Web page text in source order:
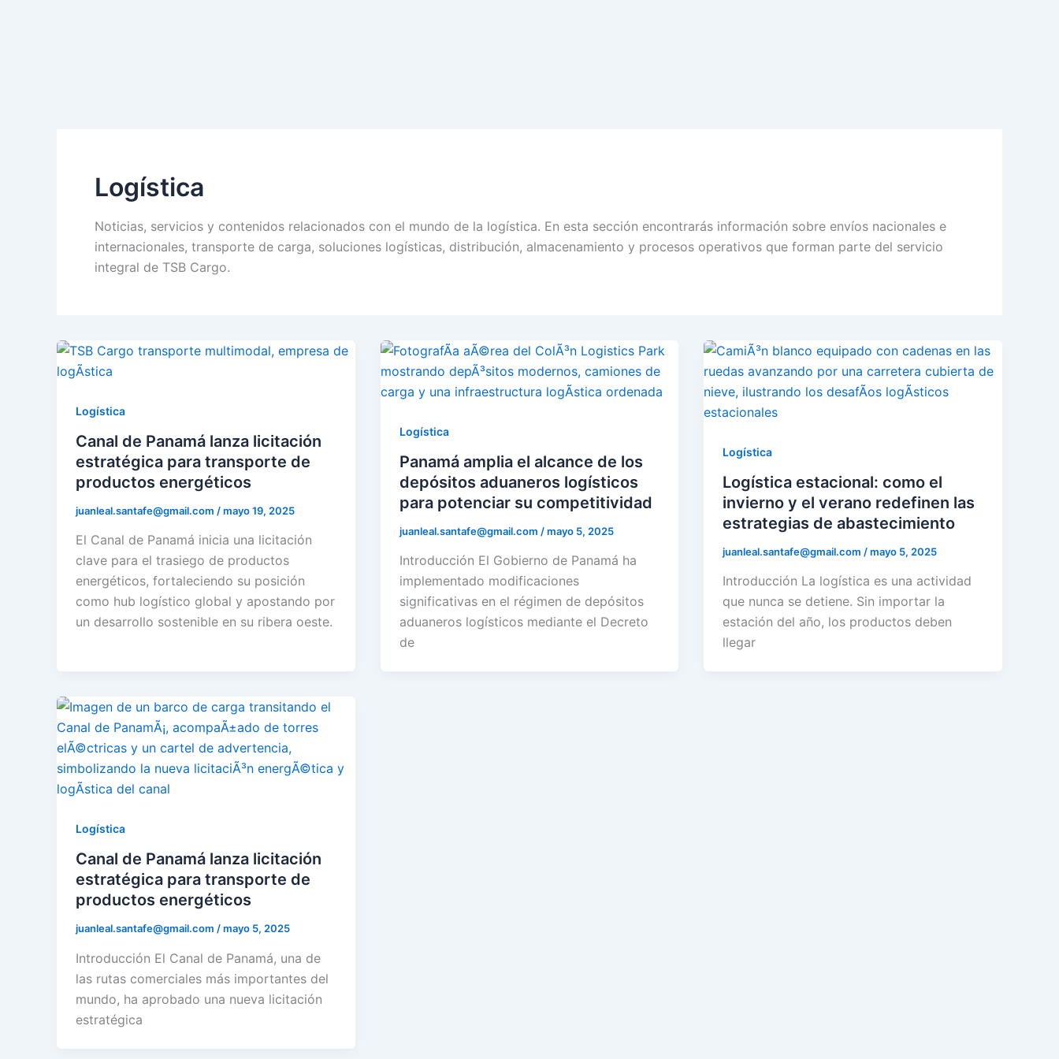
Logí­stica
Noticias, servicios y contenidos relacionados con el mundo de la logística. En esta sección encontrarás información sobre envíos nacionales e
internacionales, transporte de carga, soluciones logísticas, distribución, almacenamiento y procesos operativos que forman parte del servicio
integral de TSB Cargo.
Logí­stica
Canal de Panamá lanza licitación
estratégica para transporte de
productos energéticos
juanleal.santafe@gmail.com /mayo 19, 2025
El Canal de Panamá inicia una licitación
clave para el trasiego de productos
energéticos, fortaleciendo su posición
como hub logístico global y apostando por
un desarrollo sostenible en su ribera oeste.
Logí­stica
Panamá amplia el alcance de los
depósitos aduaneros logí­sticos
para potenciar su competitividad
juanleal.santafe@gmail.com /mayo 5, 2025
Introducción El Gobierno de Panamá ha
implementado modificaciones
significativas en el régimen de depósitos
aduaneros logísticos mediante el Decreto
de
Logí­stica
Logí­stica estacional: como el
invierno y el verano redefinen las
estrategias de abastecimiento
juanleal.santafe@gmail.com /mayo 5, 2025
Introducción La logística es una actividad
que nunca se detiene. Sin importar la
estación del año, los productos deben
llegar
Logí­stica
Canal de Panamá lanza licitación
estratégica para transporte de
productos energéticos
juanleal.santafe@gmail.com /mayo 5, 2025
Introducción El Canal de Panamá, una de
las rutas comerciales más importantes del
mundo, ha aprobado una nueva licitación
estratégica